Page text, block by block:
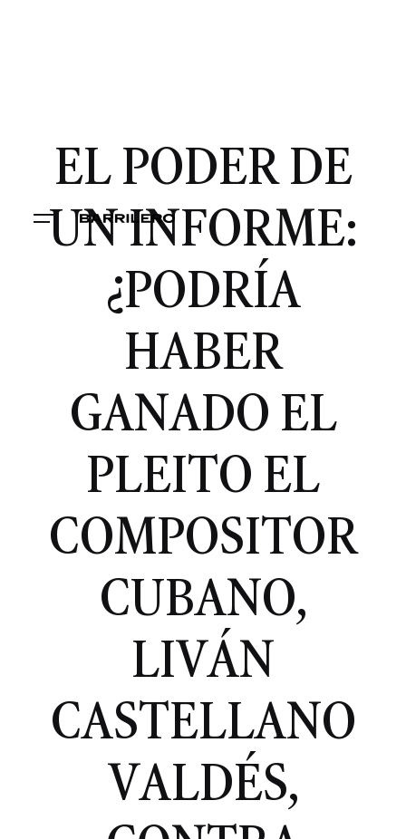
EL PODER DE
UN INFORME:
¿PODRÍA
HABER
GANADO EL
PLEITO EL
COMPOSITOR
CUBANO,
LIVÁN
CASTELLANO
VALDÉS,